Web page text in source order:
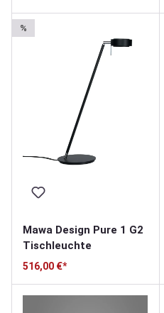
%
Mawa Design Pure 1 G2
Tischleuchte
516,00 €*